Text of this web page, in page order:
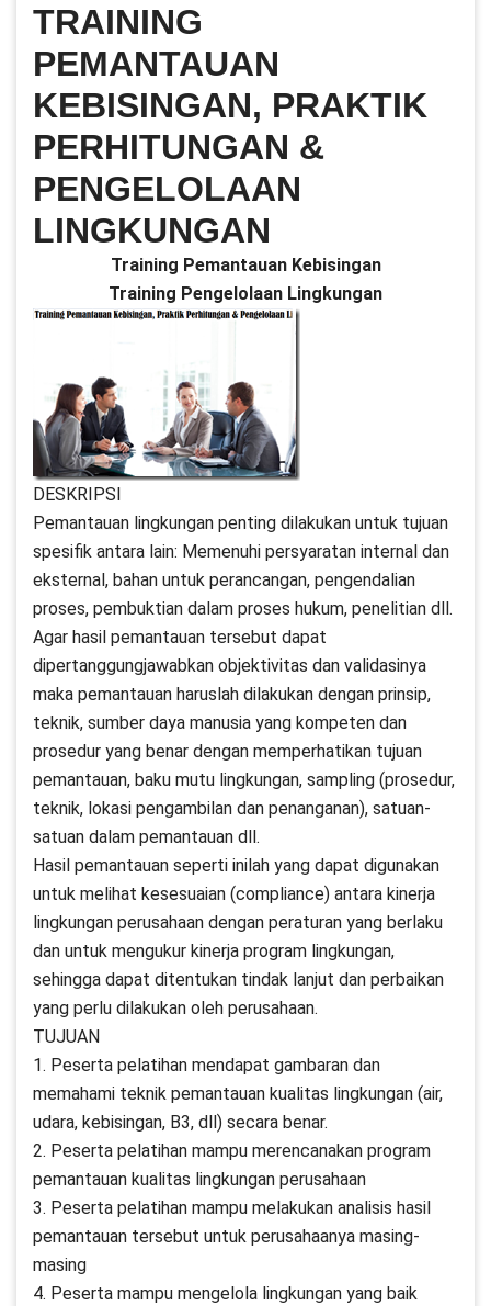
TRAINING
PEMANTAUAN
KEBISINGAN, PRAKTIK
PERHITUNGAN &
PENGELOLAAN
LINGKUNGAN
Training Pemantauan Kebisingan
Training Pengelolaan Lingkungan
DESKRIPSI
Pemantauan lingkungan penting dilakukan untuk tujuan
spesifik antara lain: Memenuhi persyaratan internal dan
eksternal, bahan untuk perancangan, pengendalian
proses, pembuktian dalam proses hukum, penelitian dll.
Agar hasil pemantauan tersebut dapat
dipertanggungjawabkan objektivitas dan validasinya
maka pemantauan haruslah dilakukan dengan prinsip,
teknik, sumber daya manusia yang kompeten dan
prosedur yang benar dengan memperhatikan tujuan
pemantauan, baku mutu lingkungan, sampling (prosedur,
teknik, lokasi pengambilan dan penanganan), satuan-
satuan dalam pemantauan dll.
Hasil pemantauan seperti inilah yang dapat digunakan
untuk melihat kesesuaian (compliance) antara kinerja
lingkungan perusahaan dengan peraturan yang berlaku
dan untuk mengukur kinerja program lingkungan,
sehingga dapat ditentukan tindak lanjut dan perbaikan
yang perlu dilakukan oleh perusahaan.
TUJUAN
1. Peserta pelatihan mendapat gambaran dan
memahami teknik pemantauan kualitas lingkungan (air,
udara, kebisingan, B3, dll) secara benar.
2. Peserta pelatihan mampu merencanakan program
pemantauan kualitas lingkungan perusahaan
3. Peserta pelatihan mampu melakukan analisis hasil
pemantauan tersebut untuk perusahaanya masing-
masing
4. Peserta mampu mengelola lingkungan yang baik